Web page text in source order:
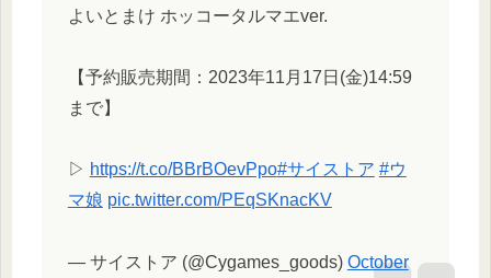
よいとまけ ホッコータルマエver.
【予約販売期間：2023年11月17日(金)14:59
まで】
▷ https://t.co/BBrBOevPpo#サイストア #ウ
マ娘 pic.twitter.com/PEqSKnacKV
— サイストア (@Cygames_goods) October